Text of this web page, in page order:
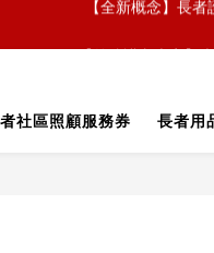
【全新概念】長者
社區照顧服務券 長者用